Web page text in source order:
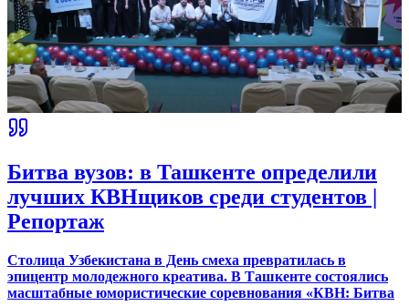
Битва вузов: в Ташкенте определили
лучших КВНщиков среди студентов |
Репортаж
Столица Узбекистана в День смеха превратилась в
эпицентр молодежного креатива. В Ташкенте состоялись
масштабные юмористические соревнования «КВН: Битва